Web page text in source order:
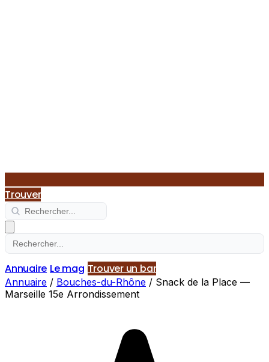
Trouver
Annuaire Le mag Trouver un bar
Annuaire / Bouches-du-Rhône / Snack de la Place —
Marseille 15e Arrondissement